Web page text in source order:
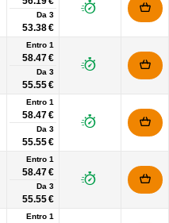
Da 3
53.38 €
Entro 1
58.47 €
Da 3
55.55 €
Entro 1
58.47 €
Da 3
55.55 €
Entro 1
58.47 €
Da 3
55.55 €
Entro 1